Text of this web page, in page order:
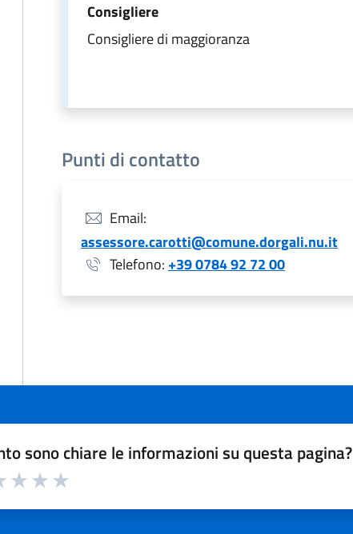
Consigliere
Consigliere di maggioranza
Punti di contatto
Email:
assessore.carotti@comune.dorgali.nu.it
Telefono:+39 0784 92 72 00
sono chiare le informazioni su questa pagina?
1 a 5 stelle la pagina